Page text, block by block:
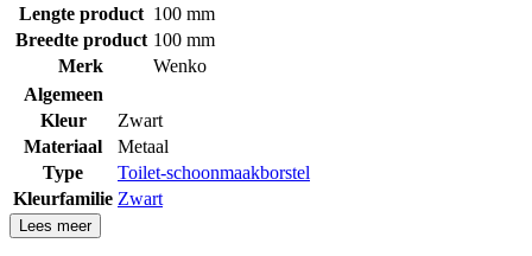
Lengte product 100 mm
Breedte product 100 mm
Merk
Wenko
Algemeen
Kleur
Zwart
Materiaal
Metaal
Type
Toilet-schoonmaakborstel
Kleurfamilie Zwart
Lees meer